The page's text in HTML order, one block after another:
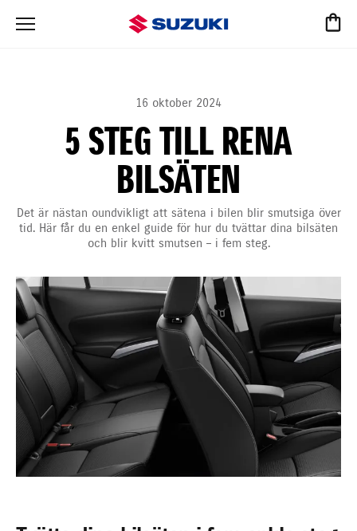
16 oktober 2024
5 STEG TILL RENA
BILSÄTEN
Det är nästan oundvikligt att sätena i bilen blir smutsiga över
tid. Här får du en enkel guide för hur du tvättar dina bilsäten
och blir kvitt smutsen – i fem steg.